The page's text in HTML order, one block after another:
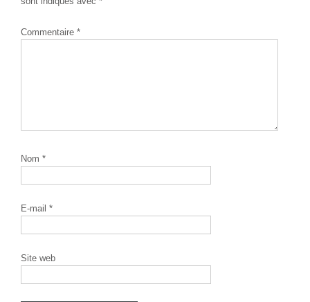
Commentaire *
Nom *
E-mail *
Site web